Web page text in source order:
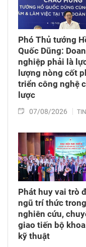
Phó Thủ tướng
Quốc Dũng:
nghiệp phải là
lượng nòng cốt
triển công nghệ
lược
07/08/2026
Phát huy vai trò
ngũ trí thức trong
nghiên cứu,
giao tiến bộ
kỹ thuật